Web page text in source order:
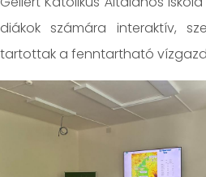
diákok számára interaktív,
tartottak a fenntartható